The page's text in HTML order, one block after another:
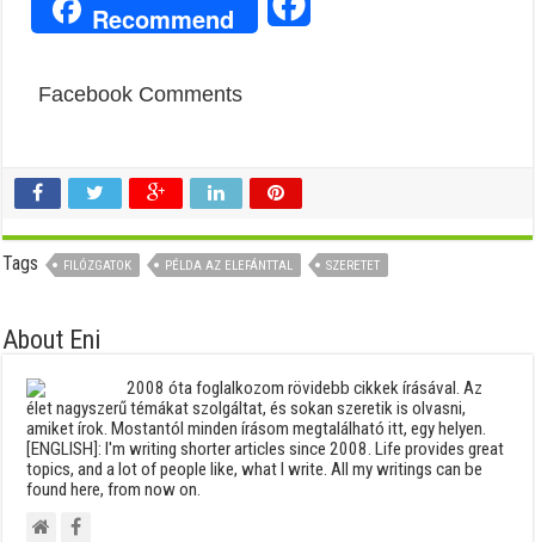
Recommend
Facebook Comments
Tags FILÓZGATOK PÉLDA AZ ELEFÁNTTAL SZERETET
About Eni
2008 óta foglalkozom rövidebb cikkek írásával. Az
élet nagyszerű témákat szolgáltat, és sokan szeretik is olvasni,
amiket írok. Mostantól minden írásom megtalálható itt, egy helyen.
[ENGLISH]: I'm writing shorter articles since 2008. Life provides great
topics, and a lot of people like, what I write. All my writings can be
found here, from now on.